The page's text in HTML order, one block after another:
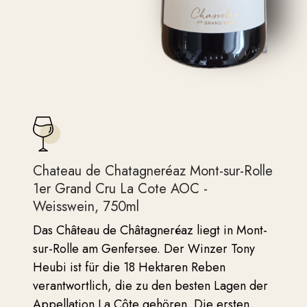
Chateau de Chatagneréaz Mont-sur-Rolle
1er Grand Cru La Cote AOC -
Weisswein, 750ml
Das Château de Châtagneréaz liegt in Mont-
sur-Rolle am Genfersee. Der Winzer Tony
Heubi ist für die 18 Hektaren Reben
verantwortlich, die zu den besten Lagen der